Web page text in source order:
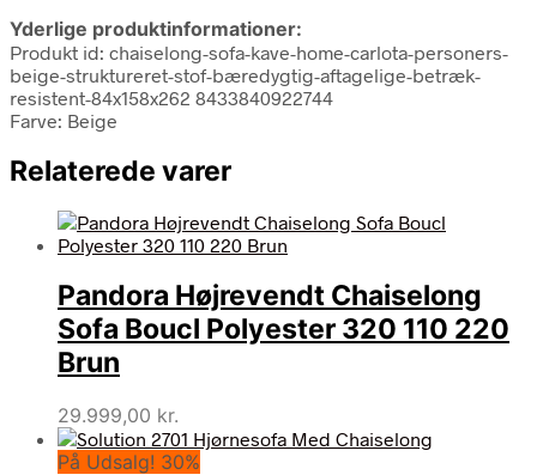
Yderlige produktinformationer:
Produkt id: chaiselong-sofa-kave-home-carlota-personers-
beige-struktureret-stof-bæredygtig-aftagelige-betræk-
resistent-84x158x262 8433840922744
Farve: Beige
Relaterede varer
Pandora Højrevendt Chaiselong
Sofa Boucl Polyester 320 110 220
Brun
29.999,00 kr.
På Udsalg! 30%